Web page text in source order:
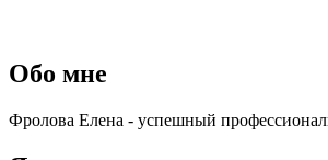
Обо мне
Фролова Елена - успешный